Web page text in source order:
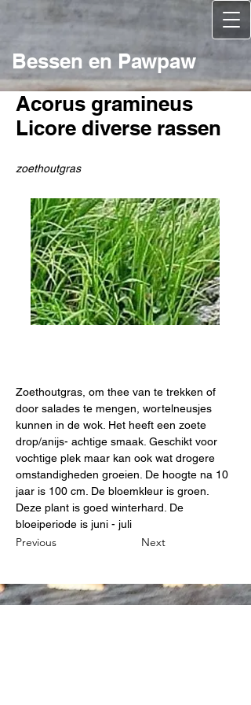
Bessen en Pawpaw
Acorus gramineus
Licore diverse rassen
zoethoutgras
Zoethoutgras, om thee van te trekken of
door salades te mengen, wortelneusjes
kunnen in de wok. Het heeft een zoete
drop/anijs- achtige smaak. Geschikt voor
vochtige plek maar kan ook wat drogere
omstandigheden groeien. De hoogte na 10
jaar is 100 cm. De bloemkleur is groen.
Deze plant is goed winterhard. De
bloeiperiode is juni - juli
Previous Next